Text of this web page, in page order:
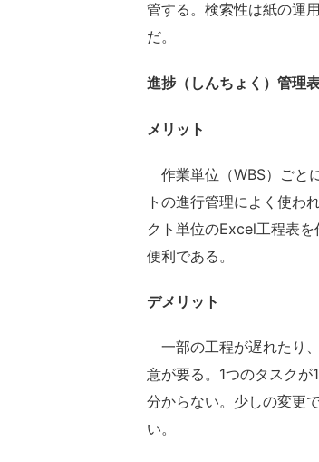
管する。検索性は紙の運
だ。
進捗（しんちょく）管理
メリット
作業単位（WBS）ごと
トの進行管理によく使わ
クト単位のExcel工程表
便利である。
デメリット
一部の工程が遅れたり
意が要る。1つのタスク
分からない。少しの変更
い。